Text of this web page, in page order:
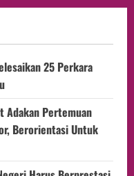
25 Perkara
Adakan Pertemuan
Berorientasi Untuk